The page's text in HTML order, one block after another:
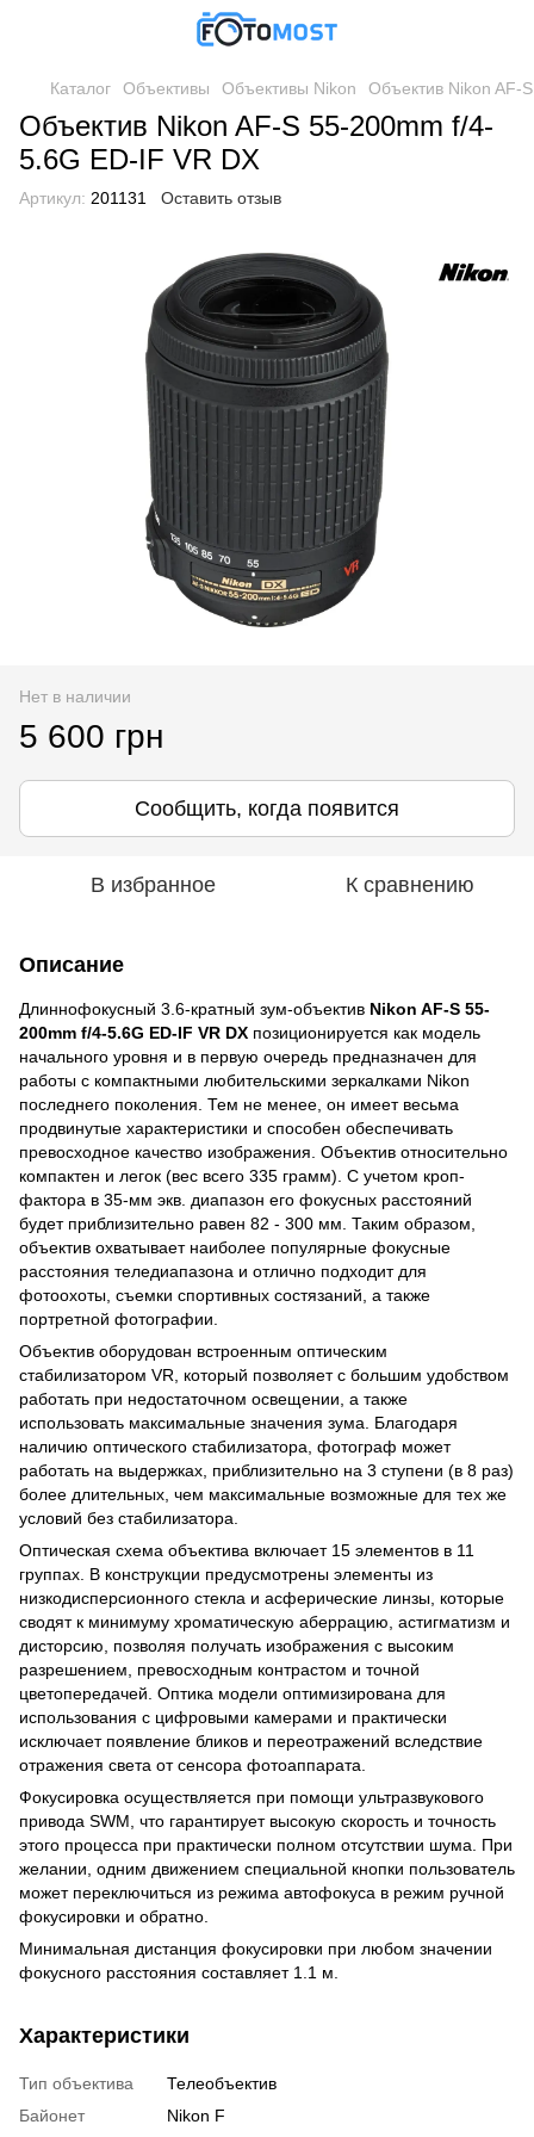
Каталог Объективы Объективы Nikon Объектив Nikon AF-
Объектив Nikon AF-S 55-200mm f/4-
5.6G ED-IF VR DX
Артикул: 201131 Оставить отзыв
Нет в наличии
5 600 грн
Сообщить, когда появится
В избранное К сравнению
Описание
Длиннофокусный 3.6-кратный зум-объектив Nikon AF-S 55-
200mm f/4-5.6G ED-IF VR DX позиционируется как модель
начального уровня и в первую очередь предназначен для
работы с компактными любительскими зеркалками Nikon
последнего поколения. Тем не менее, он имеет весьма
продвинутые характеристики и способен обеспечивать
превосходное качество изображения. Объектив относительно
компактен и легок (вес всего 335 грамм). С учетом кроп-
фактора в 35-мм экв. диапазон его фокусных расстояний
будет приблизительно равен 82 - 300 мм. Таким образом,
объектив охватывает наиболее популярные фокусные
расстояния теледиапазона и отлично подходит для
фотоохоты, съемки спортивных состязаний, а также
портретной фотографии.
Объектив оборудован встроенным оптическим
стабилизатором VR, который позволяет с большим удобством
работать при недостаточном освещении, а также
использовать максимальные значения зума. Благодаря
наличию оптического стабилизатора, фотограф может
работать на выдержках, приблизительно на 3 ступени (в 8 раз)
более длительных, чем максимальные возможные для тех же
условий без стабилизатора.
Оптическая схема объектива включает 15 элементов в 11
группах. В конструкции предусмотрены элементы из
низкодисперсионного стекла и асферические линзы, которые
сводят к минимуму хроматическую аберрацию, астигматизм и
дисторсию, позволяя получать изображения с высоким
разрешением, превосходным контрастом и точной
цветопередачей. Оптика модели оптимизирована для
использования с цифровыми камерами и практически
исключает появление бликов и переотражений вследствие
отражения света от сенсора фотоаппарата.
Фокусировка осуществляется при помощи ультразвукового
привода SWM, что гарантирует высокую скорость и точность
этого процесса при практически полном отсутствии шума. При
желании, одним движением специальной кнопки пользователь
может переключиться из режима автофокуса в режим ручной
фокусировки и обратно.
Минимальная дистанция фокусировки при любом значении
фокусного расстояния составляет 1.1 м.
Характеристики
Тип объектива
Телеобъектив
Байонет
Nikon F